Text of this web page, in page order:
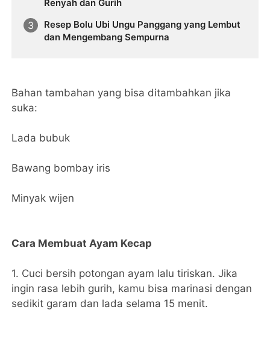
Renyah dan Gurih
Resep Bolu Ubi Ungu Panggang yang Lembut
dan Mengembang Sempurna
Bahan tambahan yang bisa ditambahkan jika
suka:
Lada bubuk
Bawang bombay iris
Minyak wijen
Cara Membuat Ayam Kecap
1. Cuci bersih potongan ayam lalu tiriskan. Jika
ingin rasa lebih gurih, kamu bisa marinasi dengan
sedikit garam dan lada selama 15 menit.